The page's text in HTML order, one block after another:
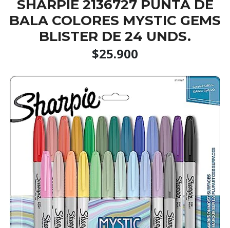
SHARPIE 2136727 PUNTA DE
BALA COLORES MYSTIC GEMS
BLISTER DE 24 UNDS.
$25.900